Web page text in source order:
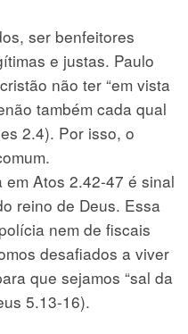
ser benfeitores
e justas. Paulo
não ter “em vista
também cada qual
2.4). Por isso, o
Atos 2.42-47 é sinal
reino de Deus. Essa
nem de fiscais
desafiados a viver
que sejamos “sal da
5.13-16).